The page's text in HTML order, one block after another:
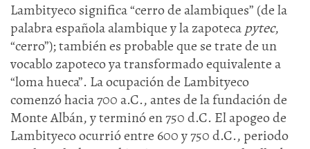
Lambityeco significa “cerro de alambiques” (de la
palabra española alambique y la zapoteca pytec,
“cerro”); también es probable que se trate de un
vocablo zapoteco ya transformado equivalente a
“loma hueca”. La ocupación de Lambityeco
comenzó hacia 700 a.C., antes de la fundación de
Monte Albán, y terminó en 750 d.C. El apogeo de
Lambityeco ocurrió entre 600 y 750 d.C., periodo